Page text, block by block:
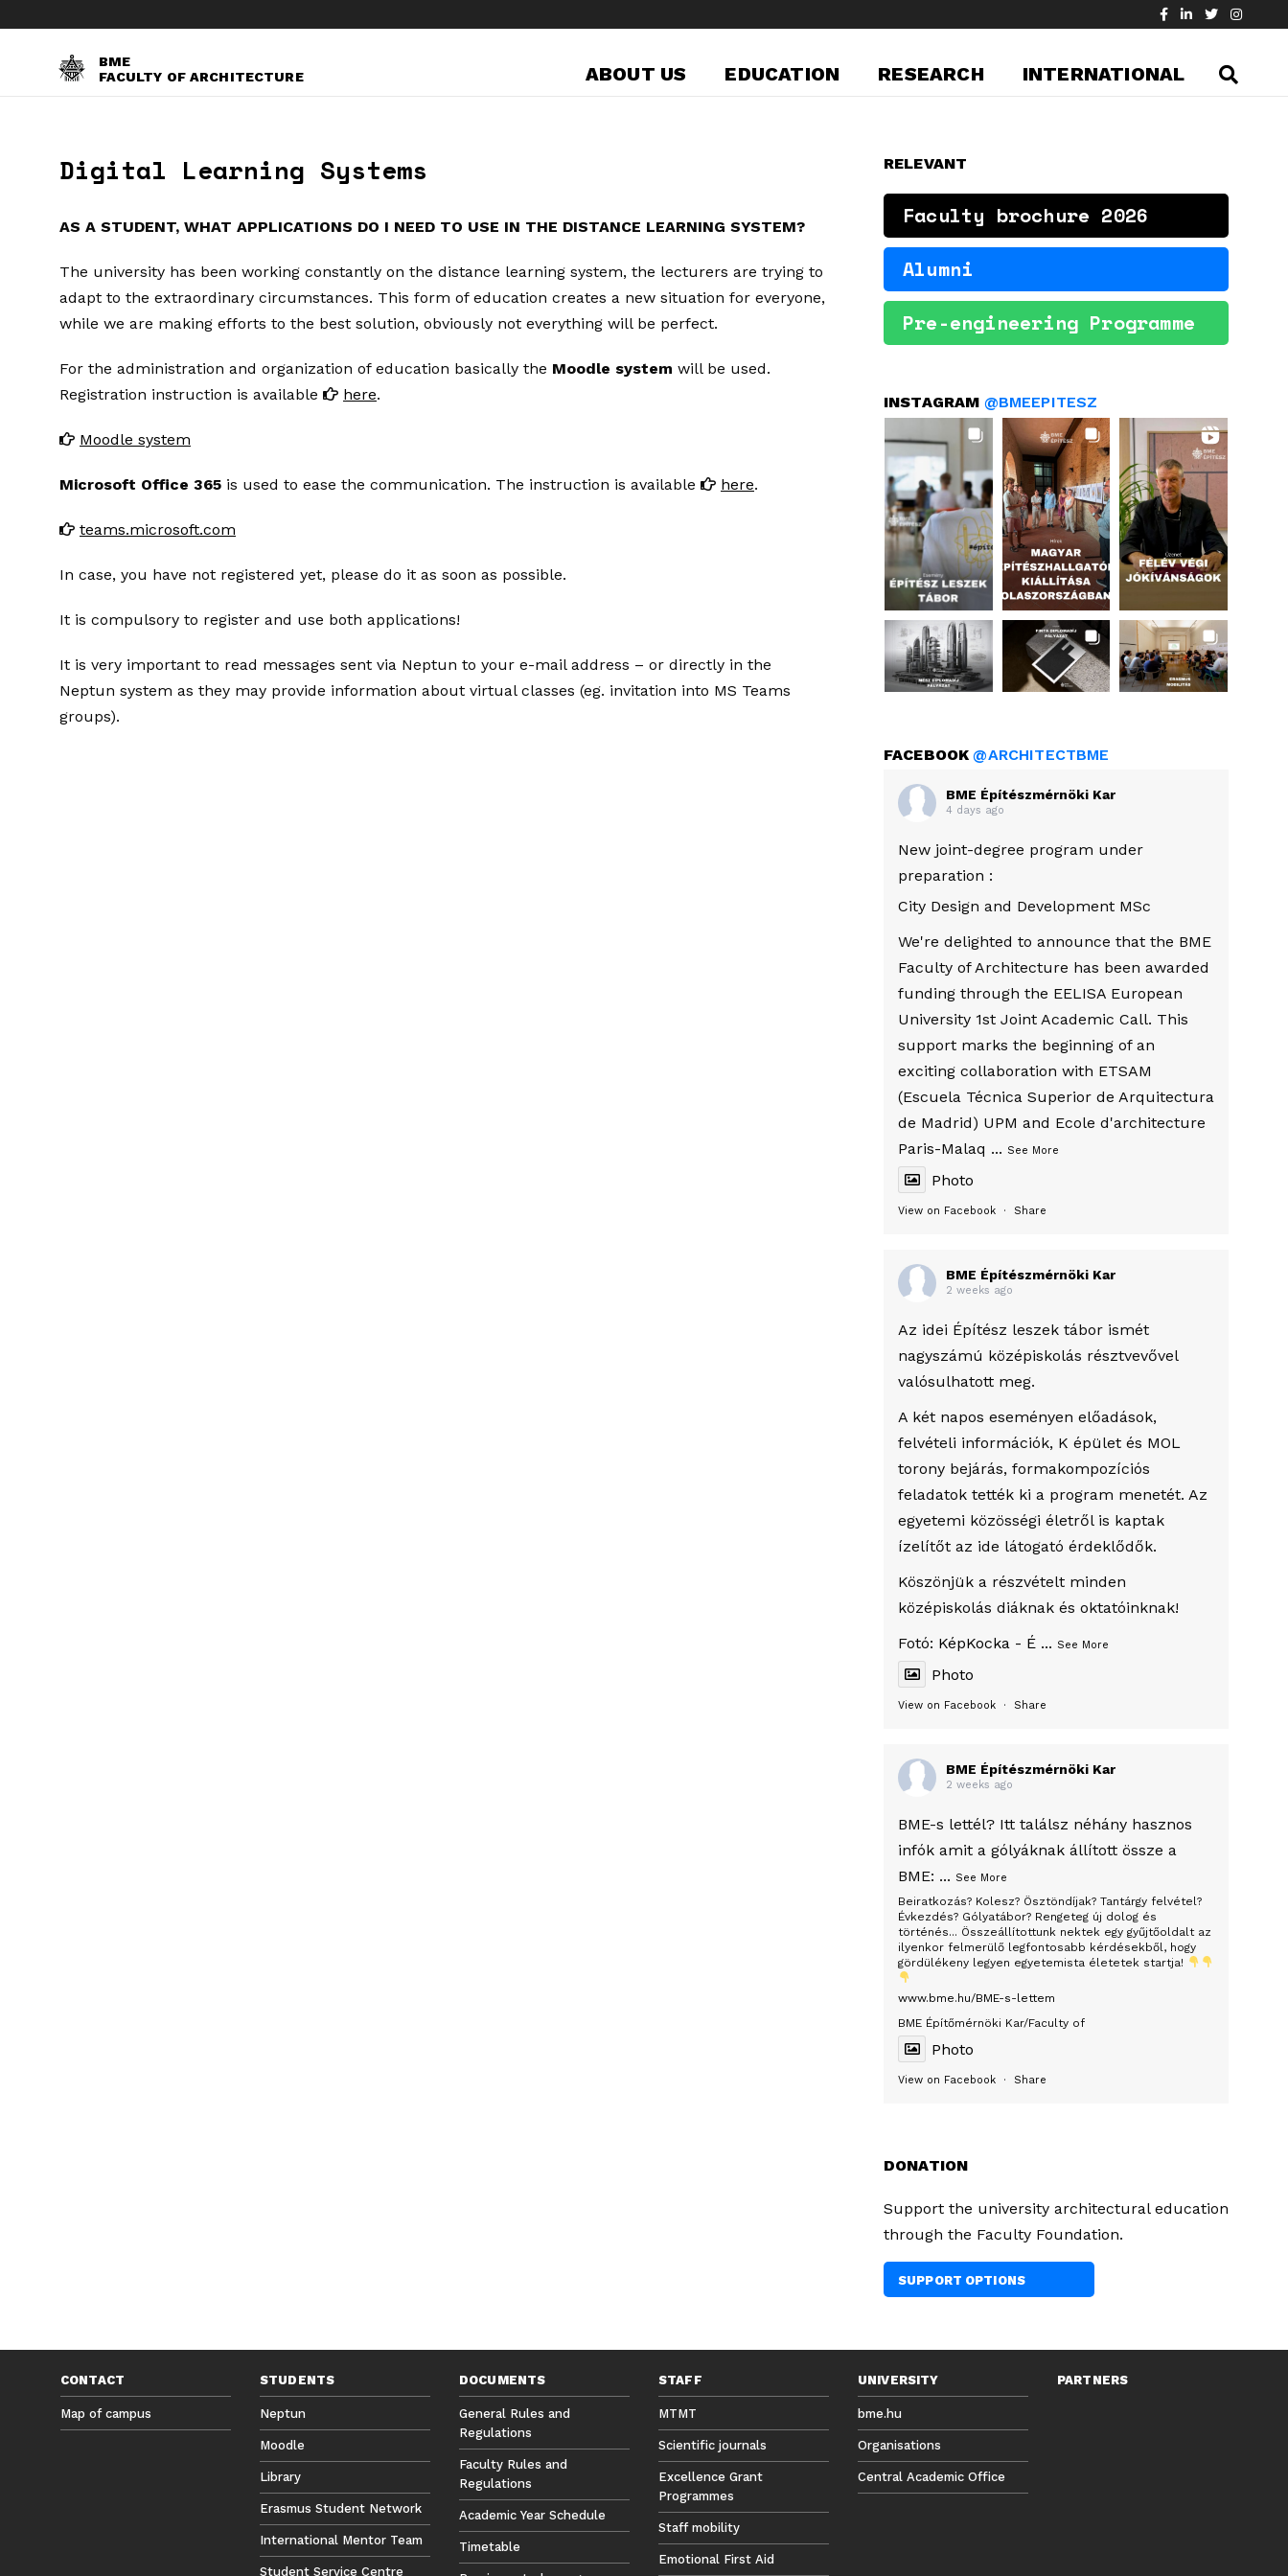
BME
FACULTY OF ARCHITECTURE
ABOUT US EDUCATION RESEARCH INTERNATIONAL
Digital Learning Systems
AS A STUDENT, WHAT APPLICATIONS DO I NEED TO USE IN THE DISTANCE LEARNING SYSTEM?
The university has been working constantly on the distance learning system, the lecturers are trying to
adapt to the extraordinary circumstances. This form of education creates a new situation for everyone,
while we are making efforts to the best solution, obviously not everything will be perfect.
For the administration and organization of education basically the Moodle system will be used.
Registration instruction is available
here.
Moodle system
Microsoft Office 365 is used to ease the communication. The instruction is available here.
teams.microsoft.com
In case, you have not registered yet, please do it as soon as possible.
It is compulsory to register and use both applications!
It is very important to read messages sent via Neptun to your e-mail address – or directly in the
Neptun system as they may provide information about virtual classes (eg. invitation into MS Teams
groups).
RELEVANT
Faculty brochure 2026
Alumni
Pre-engineering Programme
INSTAGRAM @BMEEPITESZ
FACEBOOK@ARCHITECTBME
BME Építészmérnöki Kar
4 days ago
New joint-degree program under
preparation :
City Design and Development MSc
We're delighted to announce that the BME
Faculty of Architecture has been awarded
funding through the EELISA European
University 1st Joint Academic Call. This
support marks the beginning of an
exciting collaboration with ETSAM
(Escuela Técnica Superior de Arquitectura
de Madrid) UPM and Ecole d'architecture
Paris-Malaq ... See More
Photo
View on Facebook · Share
BME Építészmérnöki Kar
2 weeks ago
Az idei Építész leszek tábor ismét
nagyszámú középiskolás résztvevővel
valósulhatott meg.
A két napos eseményen előadások,
felvételi információk, K épület és MOL
torony bejárás, formakompozíciós
feladatok tették ki a program menetét. Az
egyetemi közösségi életről is kaptak
ízelítőt az ide látogató érdeklődők.
Köszönjük a részvételt minden
középiskolás diáknak és oktatóinknak!
Fotó: KépKocka - É ... See More
Photo
View on Facebook · Share
BME Építészmérnöki Kar
2 weeks ago
BME-s lettél? Itt találsz néhány hasznos
infók amit a gólyáknak állított össze a
BME:
Beiratkozás? Kolesz? Ösztöndíjak? Tantárgy felvétel?
Évkezdés? Gólyatábor? Rengeteg új dolog és
történés... Összeállítottunk nektek egy gyűjtőoldalt az
ilyenkor felmerülő legfontosabb kérdésekből, hogy
gördülékeny legyen egyetemista életetek startja!
www.bme.hu/BME-s-lettem
BME Építőmérnöki Kar/Faculty of
... See More
Photo
View on Facebook · Share
DONATION
Support the university architectural education
through the Faculty Foundation.
SUPPORT OPTIONS
CONTACT
Map of campus
STUDENTS
Neptun
Moodle
Library
Erasmus Student Network
International Mentor Team
Student Service Centre
DOCUMENTS
General Rules and
Regulations
Faculty Rules and
Regulations
Academic Year Schedule
Timetable
STAFF
MTMT
Scientific journals
Excellence Grant
Programmes
Staff mobility
Emotional First Aid
UNIVERSITY
bme.hu
Organisations
Central Academic Office
PARTNERS